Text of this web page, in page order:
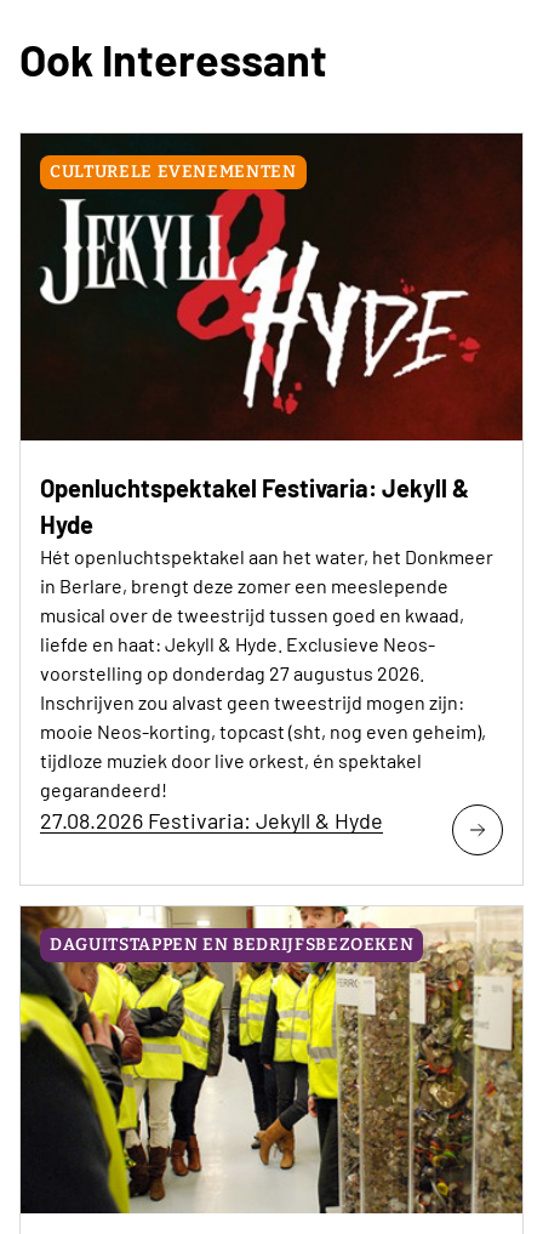
Ook Interessant
CULTURELE EVENEMENTEN
Openluchtspektakel Festivaria: Jekyll &
Hyde
Hét openluchtspektakel aan het water, het Donkmeer
in Berlare, brengt deze zomer een meeslepende
musical over de tweestrijd tussen goed en kwaad,
liefde en haat: Jekyll & Hyde. Exclusieve Neos-
voorstelling op donderdag 27 augustus 2026.
Inschrijven zou alvast geen tweestrijd mogen zijn:
mooie Neos-korting, topcast (sht, nog even geheim),
tijdloze muziek door live orkest, én spektakel
gegarandeerd!
27.08.2026 Festivaria: Jekyll & Hyde
DAGUITSTAPPEN EN BEDRIJFSBEZOEKEN